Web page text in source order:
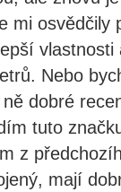
mi osvědčily
vlastnosti
Nebo
dobré
tuto
z
mají